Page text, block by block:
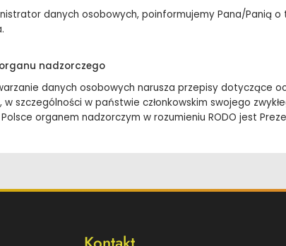
danych osobowych, poinformujemy Pana/Panią
nadzorczego
danych osobowych narusza przepisy dotyczące
szczególności w państwie członkowskim swojego
organem nadzorczym w rozumieniu RODO jest